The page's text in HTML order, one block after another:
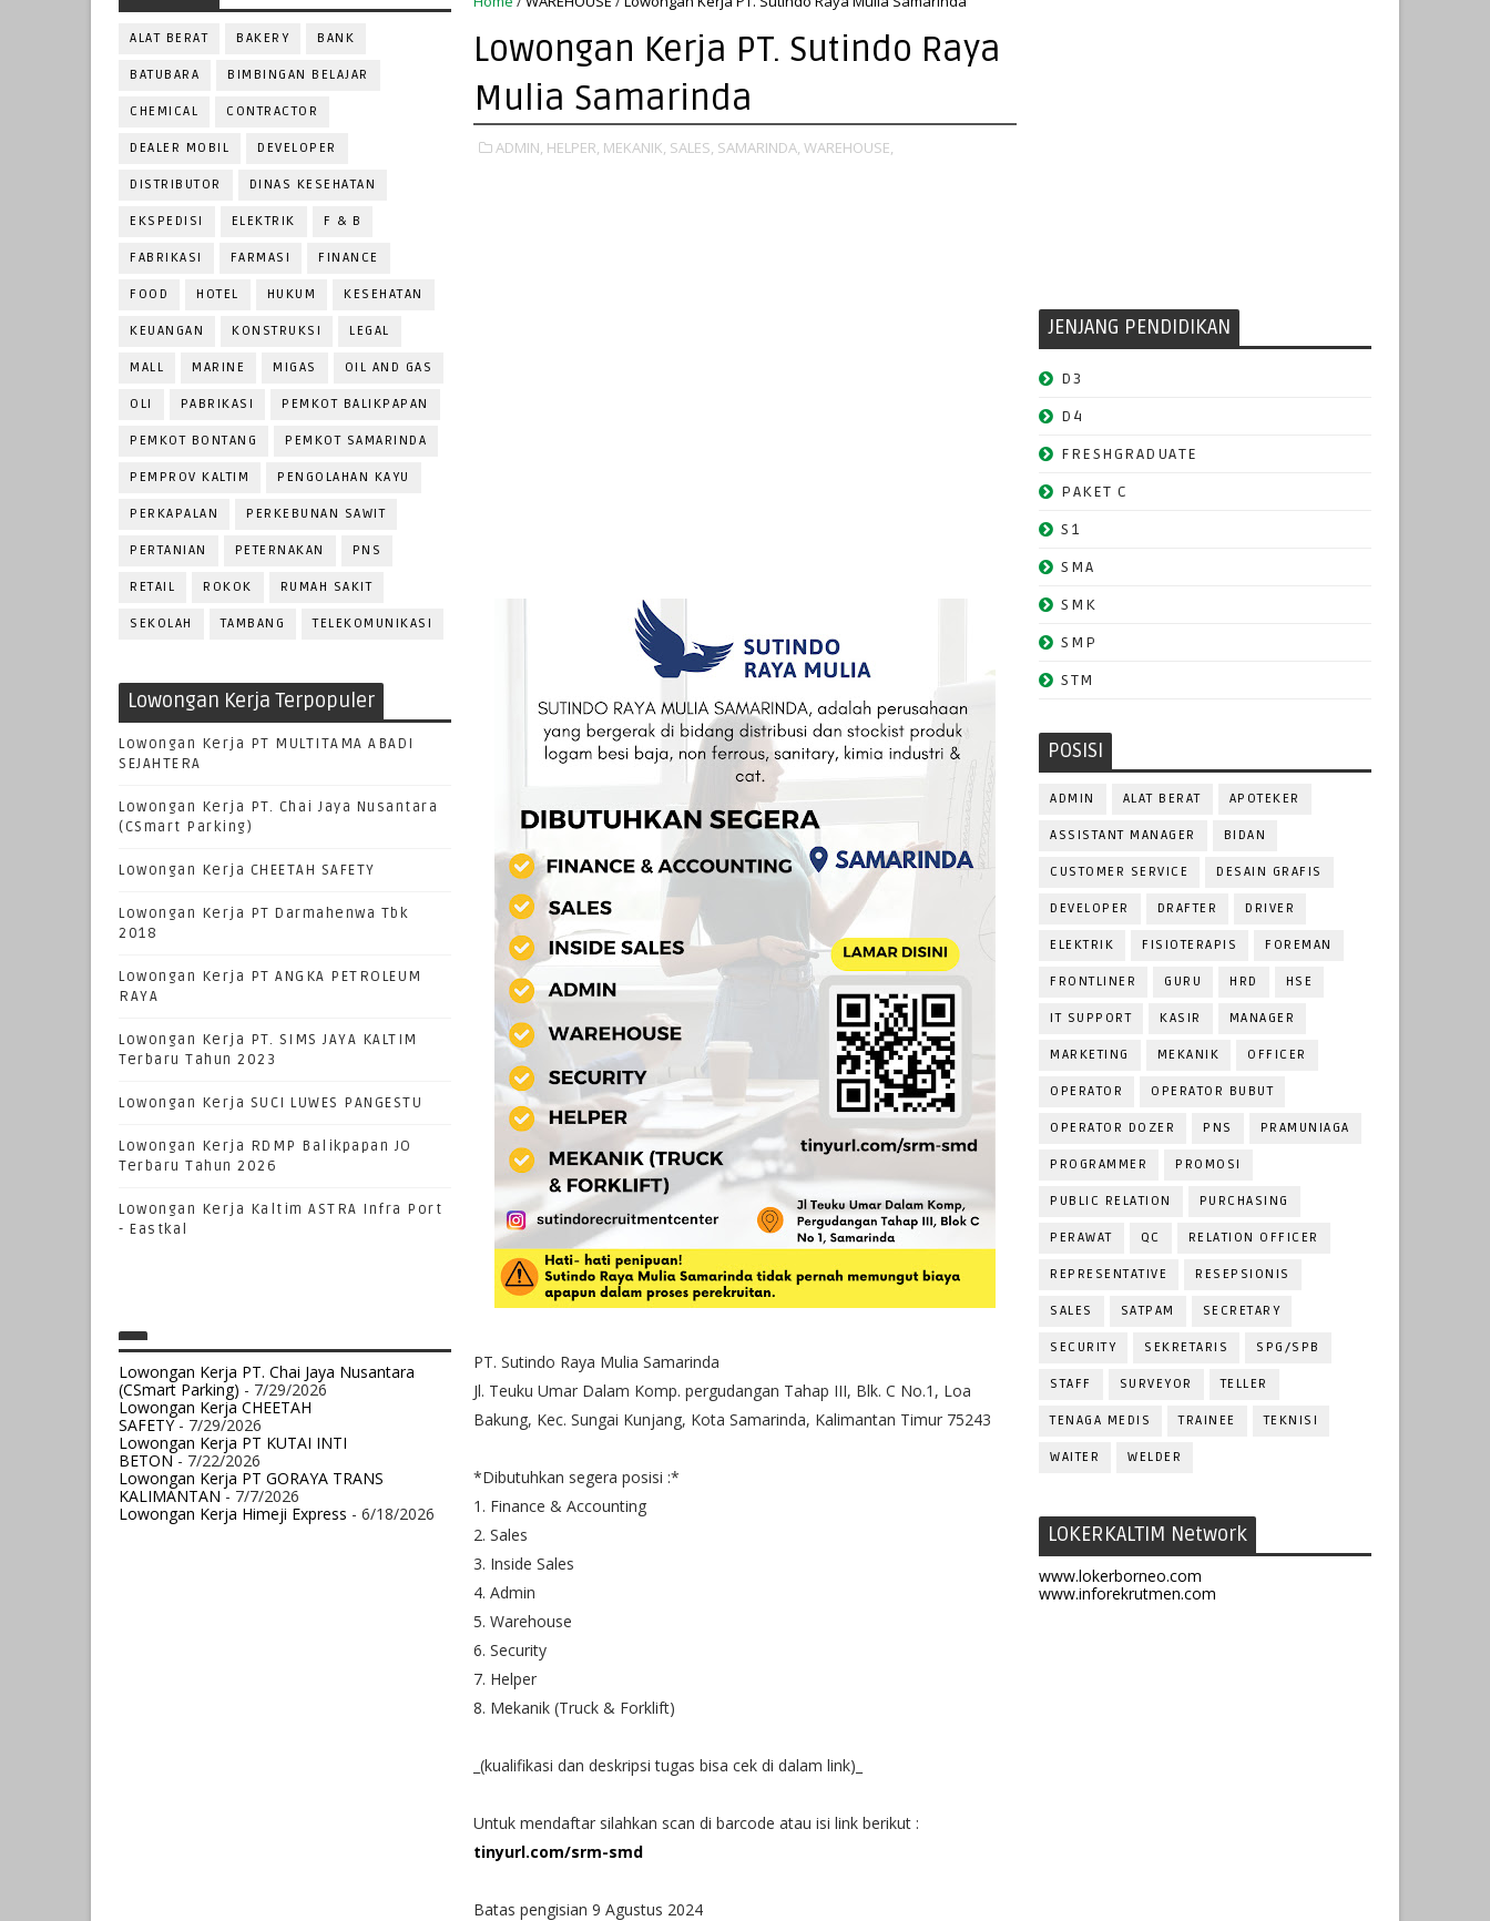
ALAT BERAT BAKERY BANK
BATUBARA BIMBINGAN BELAJAR
CHEMICAL CONTRACTOR
DEALER MOBIL DEVELOPER
DISTRIBUTOR DINAS KESEHATAN
EKSPEDISI ELEKTRIK F & B
FABRIKASI FARMASI FINANCE
FOOD HOTEL HUKUM KESEHATAN
KEUANGAN KONSTRUKSI LEGAL
MALL MARINE MIGAS OIL AND GAS
OLI PABRIKASI PEMKOT BALIKPAPAN
PEMKOT BONTANG PEMKOT SAMARINDA
PEMPROV KALTIM PENGOLAHAN KAYU
PERKAPALAN PERKEBUNAN SAWIT
PERTANIAN PETERNAKAN PNS
RETAIL ROKOK RUMAH SAKIT
SEKOLAH TAMBANG TELEKOMUNIKASI
Lowongan Kerja Terpopuler
Lowongan Kerja PT MULTITAMA ABADI
SEJAHTERA
Lowongan Kerja PT. Chai Jaya Nusantara
(CSmart Parking)
Lowongan Kerja CHEETAH SAFETY
Lowongan Kerja PT Darmahenwa Tbk
2018
Lowongan Kerja PT ANGKA PETROLEUM
RAYA
Lowongan Kerja PT. SIMS JAYA KALTIM
Terbaru Tahun 2023
Lowongan Kerja SUCI LUWES PANGESTU
Lowongan Kerja RDMP Balikpapan JO
Terbaru Tahun 2026
Lowongan Kerja Kaltim ASTRA Infra Port
- Eastkal
Lowongan Kerja PT. Chai Jaya Nusantara
(CSmart Parking) - 7/29/2026
Lowongan Kerja CHEETAH
SAFETY- 7/29/2026
Lowongan Kerja PT KUTAI INTI
BETON- 7/22/2026
Lowongan Kerja PT GORAYA TRANS
KALIMANTAN- 7/7/2026
Lowongan Kerja Himeji Express - 6/18/2026
Lowongan Kerja PT. Sutindo Raya
Mulia Samarinda
ADMIN, HELPER, MEKANIK, SALES, SAMARINDA, WAREHOUSE,
PT. Sutindo Raya Mulia Samarinda
Jl. Teuku Umar Dalam Komp. pergudangan Tahap III, Blk. C No.1, Loa
Bakung, Kec. Sungai Kunjang, Kota Samarinda, Kalimantan Timur 75243
*Dibutuhkan segera posisi :*
1. Finance & Accounting
2. Sales
3. Inside Sales
4. Admin
5. Warehouse
6. Security
7. Helper
8. Mekanik (Truck & Forklift)
_(kualifikasi dan deskripsi tugas bisa cek di dalam link)_
Untuk mendaftar silahkan scan di barcode atau isi link berikut :
tinyurl.com/srm-smd
Batas pengisian 9 Agustus 2024
JENJANG PENDIDIKAN
D3
D4
FRESHGRADUATE
PAKET C
S1
SMA
SMK
SMP
STM
POSISI
ADMIN ALAT BERAT APOTEKER
ASSISTANT MANAGER BIDAN
CUSTOMER SERVICE DESAIN GRAFIS
DEVELOPER DRAFTER DRIVER
ELEKTRIK FISIOTERAPIS FOREMAN
FRONTLINER GURU HRD HSE
IT SUPPORT KASIR MANAGER
MARKETING MEKANIK OFFICER
OPERATOR OPERATOR BUBUT
OPERATOR DOZER PNS PRAMUNIAGA
PROGRAMMER PROMOSI
PUBLIC RELATION PURCHASING
PERAWAT QC RELATION OFFICER
REPRESENTATIVE RESEPSIONIS
SALES SATPAM SECRETARY
SECURITY SEKRETARIS SPG/SPB
STAFF SURVEYOR TELLER
TENAGA MEDIS TRAINEE TEKNISI
WAITER WELDER
LOKERKALTIM Network
www.lokerborneo.com
www.inforekrutmen.com